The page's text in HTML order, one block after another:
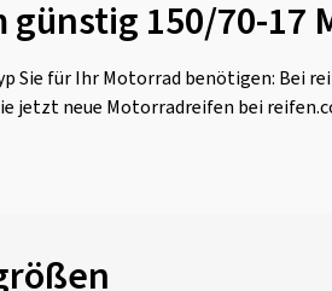
günstig 150/70-
Sie für Ihr Motorrad benötigen: Bei
jetzt neue Motorradreifen bei